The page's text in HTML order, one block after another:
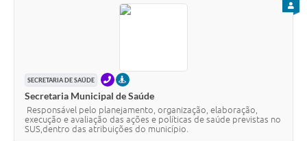
SECRETARIA DE SAÚDE TELEFONEPRESENCIAL
Secretaria Municipal de Saúde
Responsável pelo planejamento, organização, elaboração,
execução e avaliação das ações e políticas de saúde previstas no
SUS,dentro das atribuições do município.